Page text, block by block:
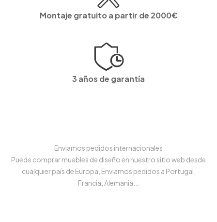
Montaje gratuito a partir de 2000€
3 años de garantía
Enviamos pedidos internacionales
Puede comprar muebles de diseño en nuestro sitio web desde
cualquier país de Europa, Enviamos pedidos a Portugal,
Francia, Alemania...